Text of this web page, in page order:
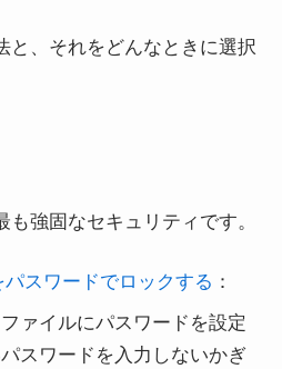
と、それをどんなときに選択
強固なセキュリティです。
スワードでロックする ：
ファイルにパスワードを設定
スワードを入力しないかぎ